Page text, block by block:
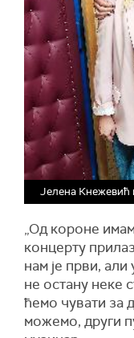
Јелена
„Од короне
концерту
нам је први,
не остану неке
ћемо чувати за
можемо, други